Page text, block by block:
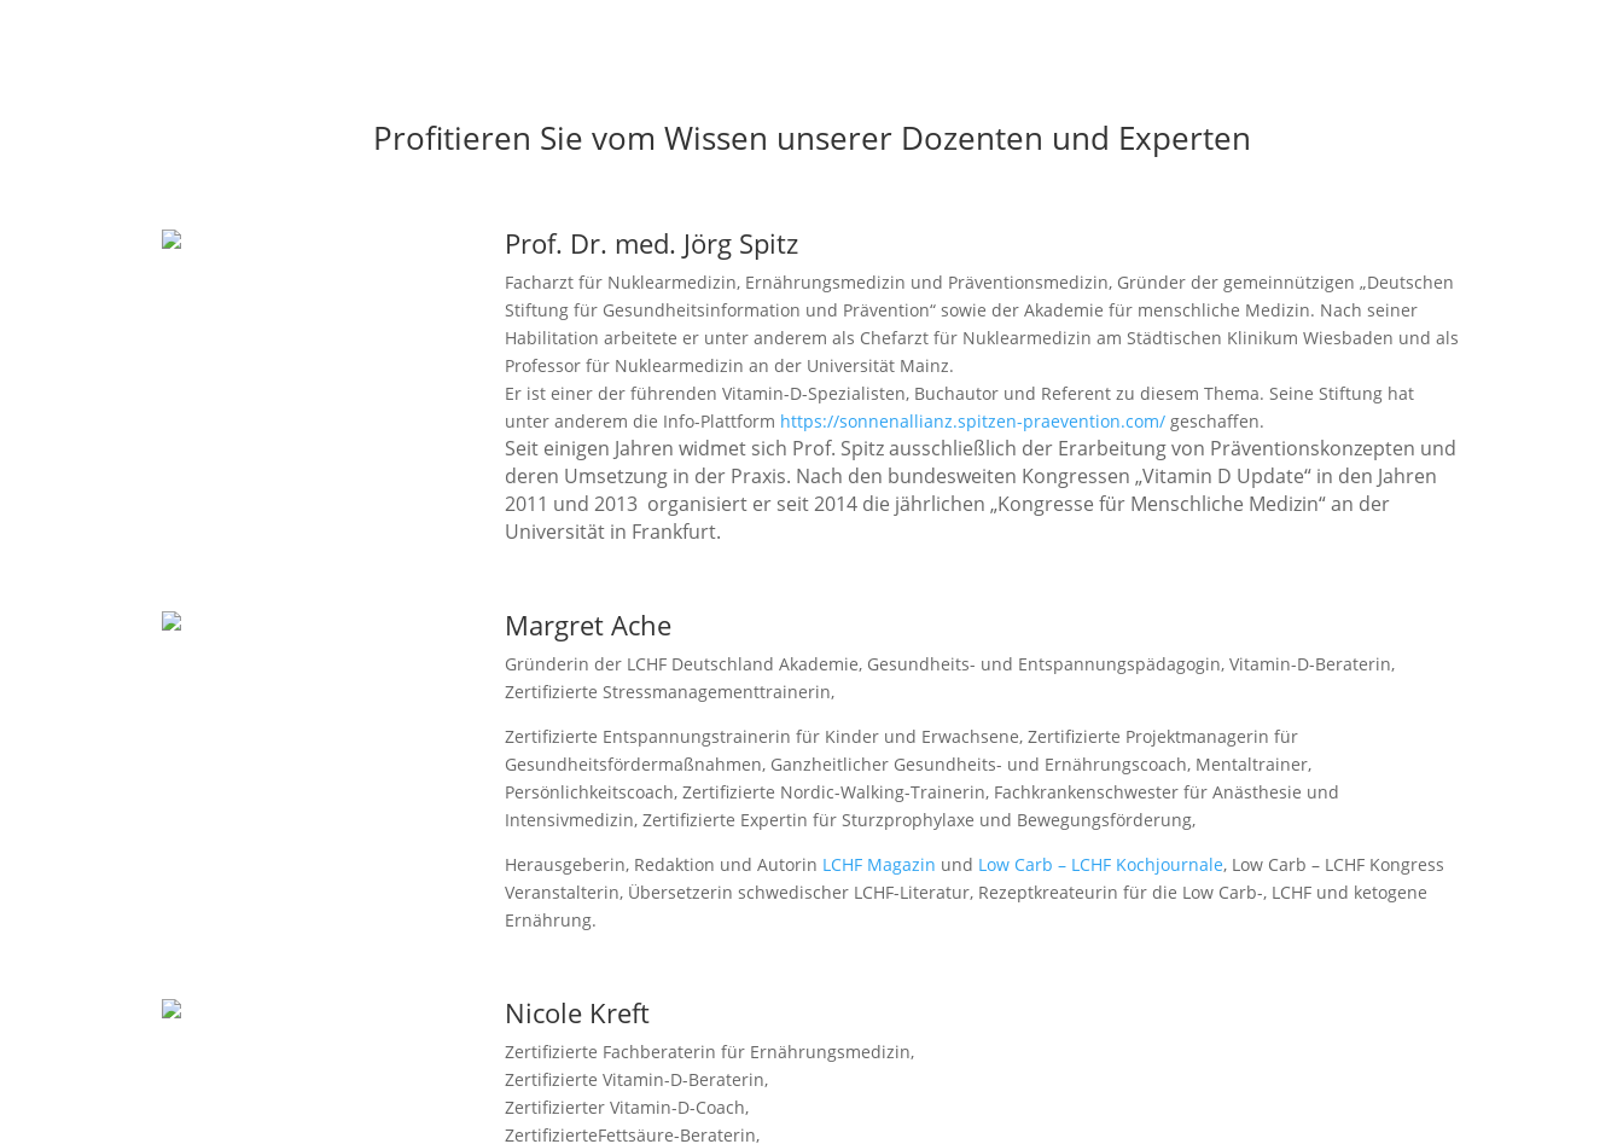
Profitieren Sie vom Wissen unserer Dozenten und Experten
Prof. Dr. med. Jörg Spitz
Facharzt für Nuklearmedizin, Ernährungsmedizin und Präventionsmedizin, Gründer der gemeinnützigen „Deutschen
Stiftung für Gesundheitsinformation und Prävention“ sowie der Akademie für menschliche Medizin. Nach seiner
Habilitation arbeitete er unter anderem als Chefarzt für Nuklearmedizin am Städtischen Klinikum Wiesbaden und als
Professor für Nuklearmedizin an der Universität Mainz.
Er ist einer der führenden Vitamin-D-Spezialisten, Buchautor und Referent zu diesem Thema. Seine Stiftung hat
unter anderem die Info-Plattform https://sonnenallianz.spitzen-praevention.com/geschaffen.
Seit einigen Jahren widmet sich Prof. Spitz ausschließlich der Erarbeitung von Präventionskonzepten und
deren Umsetzung in der Praxis. Nach den bundesweiten Kongressen „Vitamin D Update“ in den Jahren
2011 und 2013 organisiert er seit 2014 die jährlichen „Kongresse für Menschliche Medizin“ an der
Universität in Frankfurt.
Margret Ache
Gründerin der LCHF Deutschland Akademie, Gesundheits- und Entspannungspädagogin, Vitamin-D-Beraterin,
Zertifizierte Stressmanagementtrainerin,
Zertifizierte Entspannungstrainerin für Kinder und Erwachsene, Zertifizierte Projektmanagerin für
Gesundheitsfördermaßnahmen, Ganzheitlicher Gesundheits- und Ernährungscoach, Mentaltrainer,
Persönlichkeitscoach, Zertifizierte Nordic-Walking-Trainerin, Fachkrankenschwester für Anästhesie und
Intensivmedizin, Zertifizierte Expertin für Sturzprophylaxe und Bewegungsförderung,
Herausgeberin, Redaktion und Autorin LCHF Magazin und Low Carb – LCHF Kochjournale, Low Carb – LCHF Kongress
Veranstalterin, Übersetzerin schwedischer LCHF-Literatur, Rezeptkreateurin für die Low Carb-, LCHF und ketogene
Ernährung.
Nicole Kreft
Zertifizierte Fachberaterin für Ernährungsmedizin,
Zertifizierte Vitamin-D-Beraterin,
Zertifizierter Vitamin-D-Coach,
ZertifizierteFettsäure-Beraterin,